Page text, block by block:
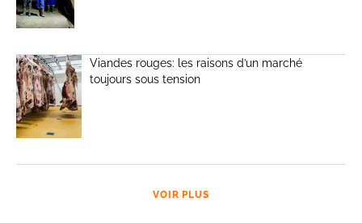
Viandes rouges: les raisons d’un marché
toujours sous tension
VOIR PLUS